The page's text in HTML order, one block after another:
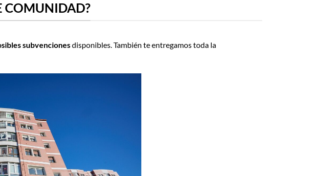
COMUNIDAD?
subvencionesdisponibles. También te entregamos toda la